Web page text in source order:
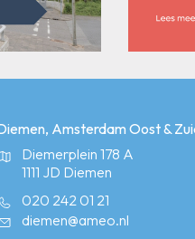
Amsterdam Oost &
Diemerplein 178 A
1111 JD Diemen
020 242 01 21
diemen@ameo.nl